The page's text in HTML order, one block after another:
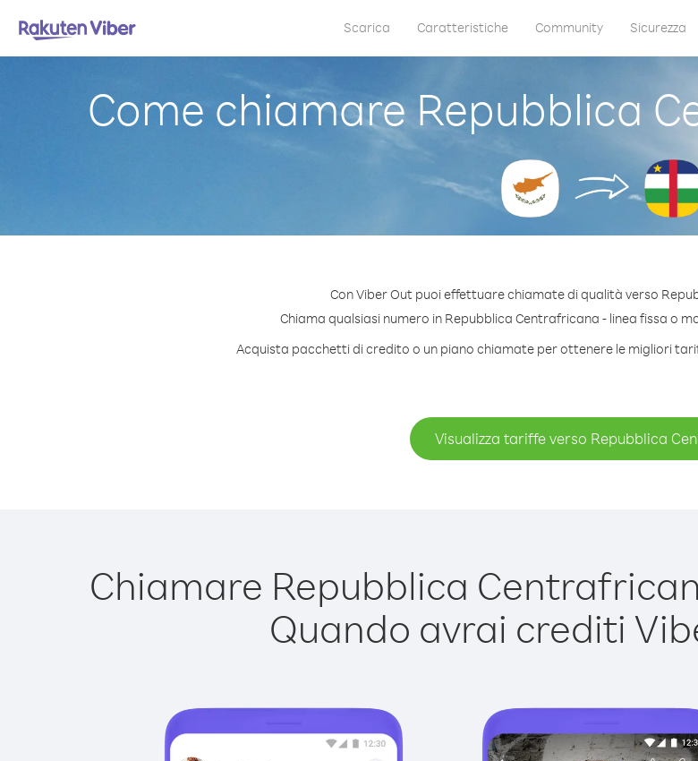
Scarica Caratteristiche Community Sicurezza
Come chiamare Repubblica
Con Viber Out puoi effettuare chiamate di qualità verso
Chiama qualsiasi numero in Repubblica Centrafricana - linea fissa o
Acquista pacchetti di credito o un piano chiamate per ottenere le migliori
Visualizza tariffe verso Repubblica
Chiamare Repubblica
Quando avrai crediti